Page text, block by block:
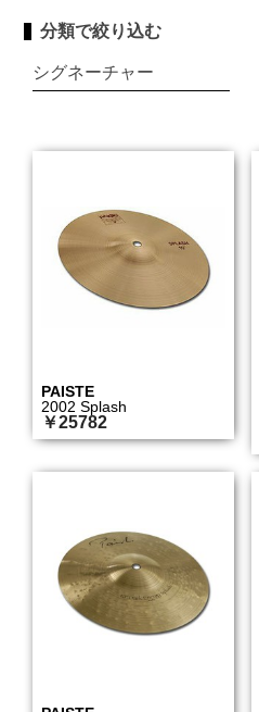
分類で絞り込む
シグネーチャー
PAISTE
2002 Splash
￥25782